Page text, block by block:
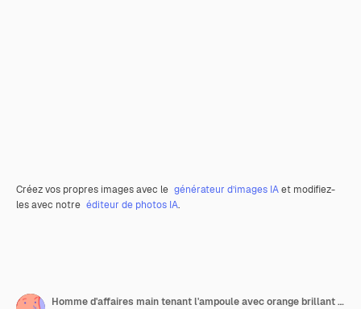
Créez vos propres images avec le générateur d’images IAet modifiez-
les avec notre éditeur de photos IA.
Homme d'affaires main tenant l'ampoule avec orange brillant et idée créative pour ordinateur portable.